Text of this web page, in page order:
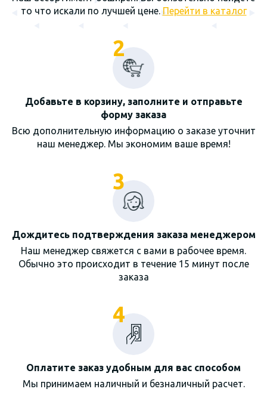
то что искали по лучшей цене. Перейти в каталог
2
Добавьте в корзину, заполните и отправьте
форму заказа
Всю дополнительную информацию о заказе уточнит
наш менеджер. Мы экономим ваше время!
3
Дождитесь подтверждения заказа менеджером
Наш менеджер свяжется с вами в рабочее время.
Обычно это происходит в течение 15 минут после
заказа
4
Оплатите заказ удобным для вас способом
Мы принимаем наличный и безналичный расчет.